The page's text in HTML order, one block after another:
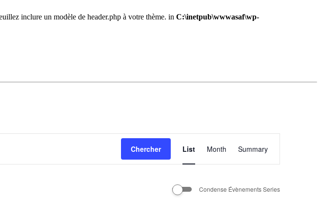
inclure un modèle de header.php à votre thème. in C:\inetpub\wwwasaf\wp-
Chercher
de
List Month Summary
Condense Évènements Series